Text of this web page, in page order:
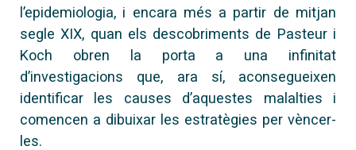
l’epidemiologia, i encara més a partir de mitjan
segle XIX, quan els descobriments de Pasteur i
Koch obren la porta a una infinitat
d’investigacions que, ara sí, aconsegueixen
identificar les causes d’aquestes malalties i
comencen a dibuixar les estratègies per vèncer-
les.